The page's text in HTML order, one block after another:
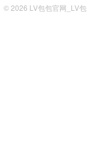
© 2026 LV包包官网_LV